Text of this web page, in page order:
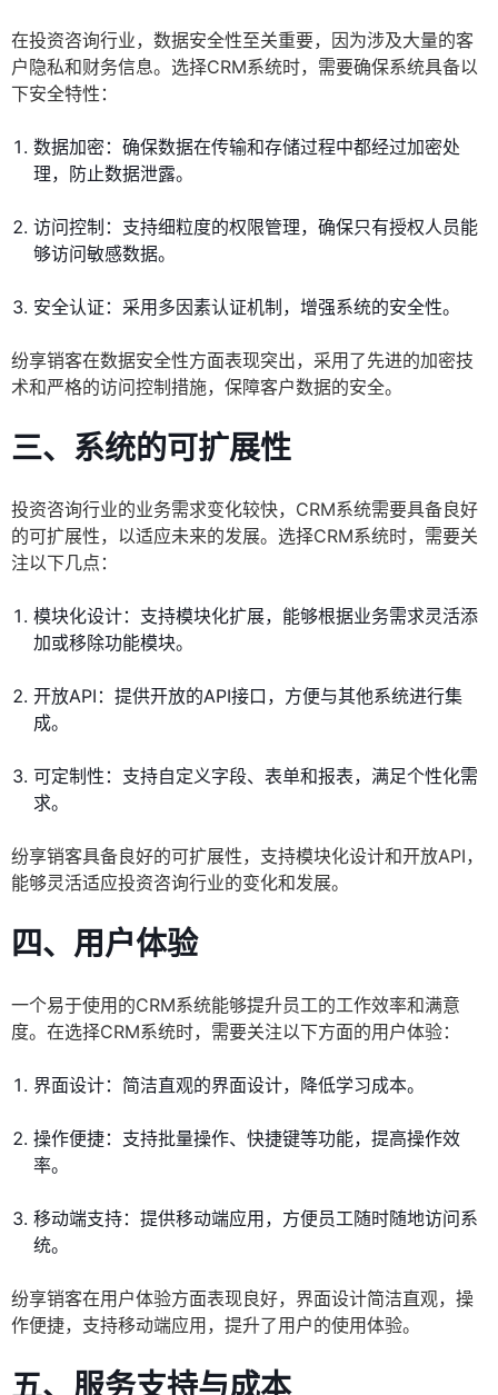
在投资咨询行业，数据安全性至关重要，因为涉及大量的客
户隐私和财务信息。选择CRM系统时，需要确保系统具备以
下安全特性：
数据加密：确保数据在传输和存储过程中都经过加密处
理，防止数据泄露。
访问控制：支持细粒度的权限管理，确保只有授权人员能
够访问敏感数据。
安全认证：采用多因素认证机制，增强系统的安全性。
纷享销客在数据安全性方面表现突出，采用了先进的加密技
术和严格的访问控制措施，保障客户数据的安全。
三、系统的可扩展性
投资咨询行业的业务需求变化较快，CRM系统需要具备良好
的可扩展性，以适应未来的发展。选择CRM系统时，需要关
注以下几点：
模块化设计：支持模块化扩展，能够根据业务需求灵活添
加或移除功能模块。
开放API：提供开放的API接口，方便与其他系统进行集
成。
可定制性：支持自定义字段、表单和报表，满足个性化需
求。
纷享销客具备良好的可扩展性，支持模块化设计和开放API，
能够灵活适应投资咨询行业的变化和发展。
四、用户体验
一个易于使用的CRM系统能够提升员工的工作效率和满意
度。在选择CRM系统时，需要关注以下方面的用户体验：
界面设计：简洁直观的界面设计，降低学习成本。
操作便捷：支持批量操作、快捷键等功能，提高操作效
率。
移动端支持：提供移动端应用，方便员工随时随地访问系
统。
纷享销客在用户体验方面表现良好，界面设计简洁直观，操
作便捷，支持移动端应用，提升了用户的使用体验。
五、服务支持与成本